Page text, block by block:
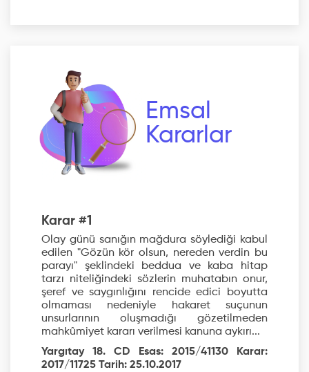
Emsal
Kararlar
Karar #1
Olay günü sanığın mağdura söylediği kabul
edilen "Gözün kör olsun, nereden verdin bu
parayı" şeklindeki beddua ve kaba hitap
tarzı niteliğindeki sözlerin muhatabın onur,
şeref ve saygınlığını rencide edici boyutta
olmaması nedeniyle hakaret suçunun
unsurlarının oluşmadığı gözetilmeden
mahkûmiyet kararı verilmesi kanuna aykırı...
Yargıtay 18. CD Esas: 2015/41130 Karar:
2017/11725 Tarih: 25.10.2017